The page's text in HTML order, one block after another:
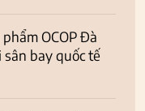
OCOP Đà
bay quốc tế